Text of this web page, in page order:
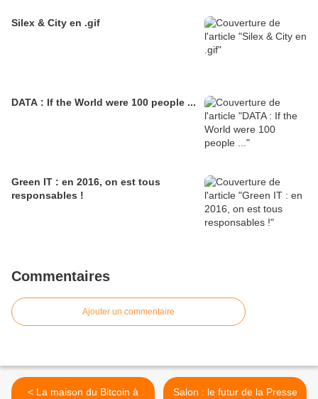
Silex & City en .gif
DATA : If the World were 100 people ...
Green IT : en 2016, on est tous
responsables !
Commentaires
Ajouter un commentaire
< La maison du Bitcoin à Salon : le futur de la Presse